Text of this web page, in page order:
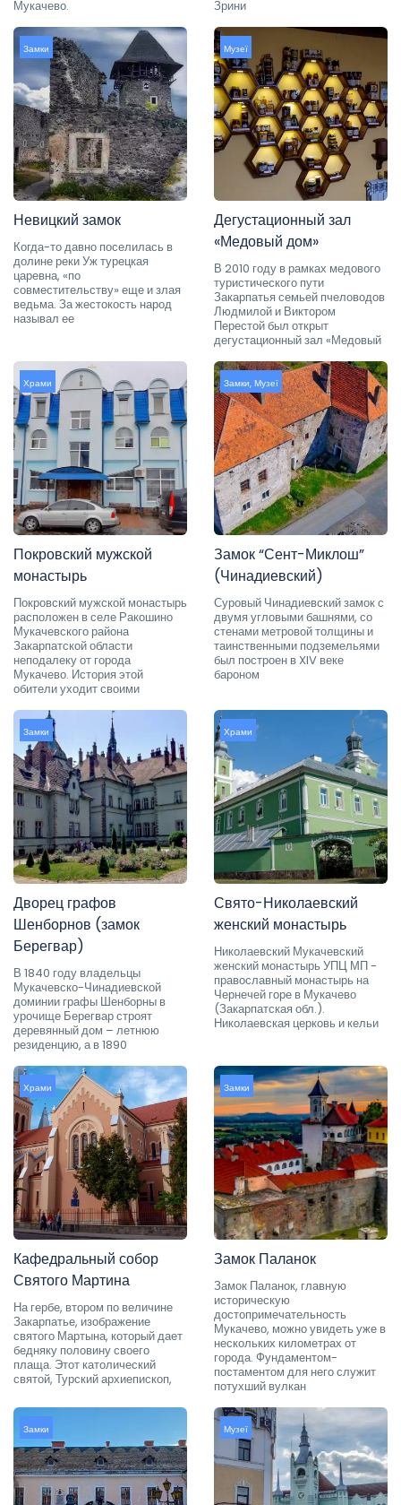
Мукачево. Зрини
Замки
Невицкий замок
Когда-то давно поселилась в
долине реки Уж турецкая
царевна, «по
совместительству» еще и злая
ведьма. За жестокость народ
называл ее
Музеї
Дегустационный зал
«Медовый дом»
В 2010 году в рамках медового
туристического пути
Закарпатья семьей пчеловодов
Людмилой и Виктором
Перестой был открыт
дегустационный зал «Медовый
Храми
Покровский мужской
монастырь
Покровский мужской монастырь
расположен в селе Ракошино
Мукачевского района
Закарпатской области
неподалеку от города
Мукачево. История этой
обители уходит своими
Замки, Музеї
Замок “Сент-Миклош”
(Чинадиевский)
Суровый Чинадиевский замок с
двумя угловыми башнями, со
стенами метровой толщины и
таинственными подземельями
был построен в XIV веке
бароном
Замки
Дворец графов
Шенборнов (замок
Берегвар)
В 1840 году владельцы
Мукачевско-Чинадиевской
доминии графы Шенборны в
урочище Берегвар строят
деревянный дом – летнюю
резиденцию, а в 1890
Храми
Свято-Николаевский
женский монастырь
Николаевский Мукачевский
женский монастырь УПЦ МП -
православный монастырь на
Чернечей горе в Мукачево
(Закарпатская обл.).
Николаевская церковь и кельи
Храми
Кафедральный собор
Святого Мартина
На гербе, втором по величине
Закарпатье, изображение
святого Мартына, который дает
бедняку половину своего
плаща. Этот католический
святой, Турский архиепископ,
Замки
Замок Паланок
Замок Паланок, главную
историческую
достопримечательность
Мукачево, можно увидеть уже в
нескольких километрах от
города. Фундаментом-
постаментом для него служит
потухший вулкан
Замки Музеї